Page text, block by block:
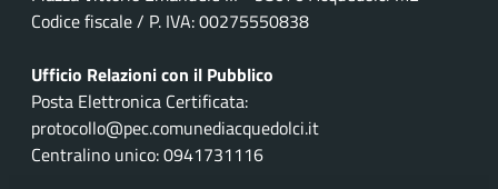
Codice fiscale / P. IVA: 00275550838
Ufficio Relazioni con il Pubblico
Posta Elettronica Certificata:
protocollo@pec.comunediacquedolci.it
Centralino unico: 0941731116